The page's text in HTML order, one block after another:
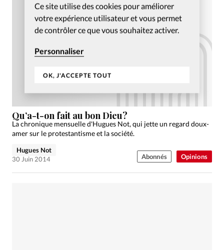
Ce site utilise des cookies pour améliorer
votre expérience utilisateur et vous permet
de contrôler ce que vous souhaitez activer.
Personnaliser
OK, J'ACCEPTE TOUT
Opinions
Qu’a-t-on fait au bon Dieu?
La chronique mensuelle d'Hugues Not, qui jette un regard doux-
amer sur le protestantisme et la société.
Hugues Not
30 Juin 2014
Abonnés